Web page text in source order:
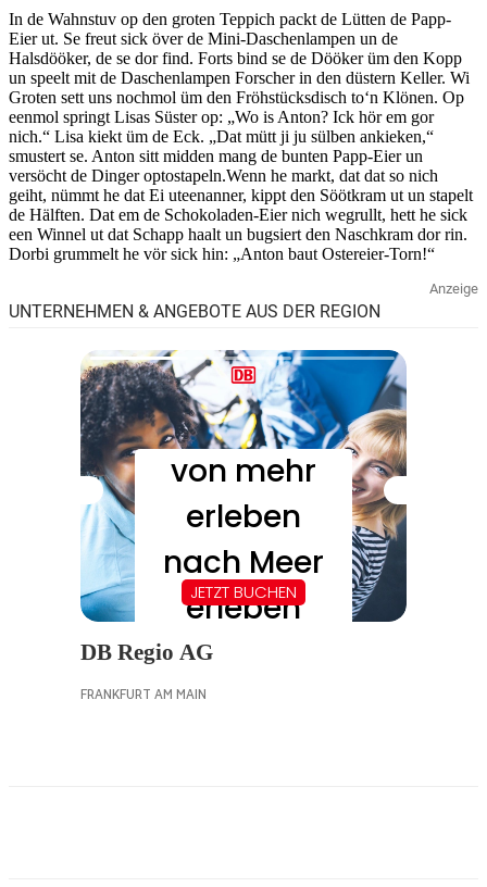
In de Wahnstuv op den groten Teppich packt de Lütten de Papp-
Eier ut. Se freut sick över de Mini-Daschenlampen un de
Halsdööker, de se dor find. Forts bind se de Dööker üm den Kopp
un speelt mit de Daschenlampen Forscher in den düstern Keller. Wi
Groten sett uns nochmol üm den Fröhstücksdisch to‘n Klönen. Op
eenmol springt Lisas Süster op: „Wo is Anton? Ick hör em gor
nich.“ Lisa kiekt üm de Eck. „Dat mütt ji ju sülben ankieken,“
smustert se. Anton sitt midden mang de bunten Papp-Eier un
versöcht de Dinger optostapeln.Wenn he markt, dat dat so nich
geiht, nümmt he dat Ei uteenanner, kippt den Söötkram ut un stapelt
de Hälften. Dat em de Schokoladen-Eier nich wegrullt, hett he sick
een Winnel ut dat Schapp haalt un bugsiert den Naschkram dor rin.
Dorbi grummelt he vör sick hin: „Anton baut Ostereier-Torn!“